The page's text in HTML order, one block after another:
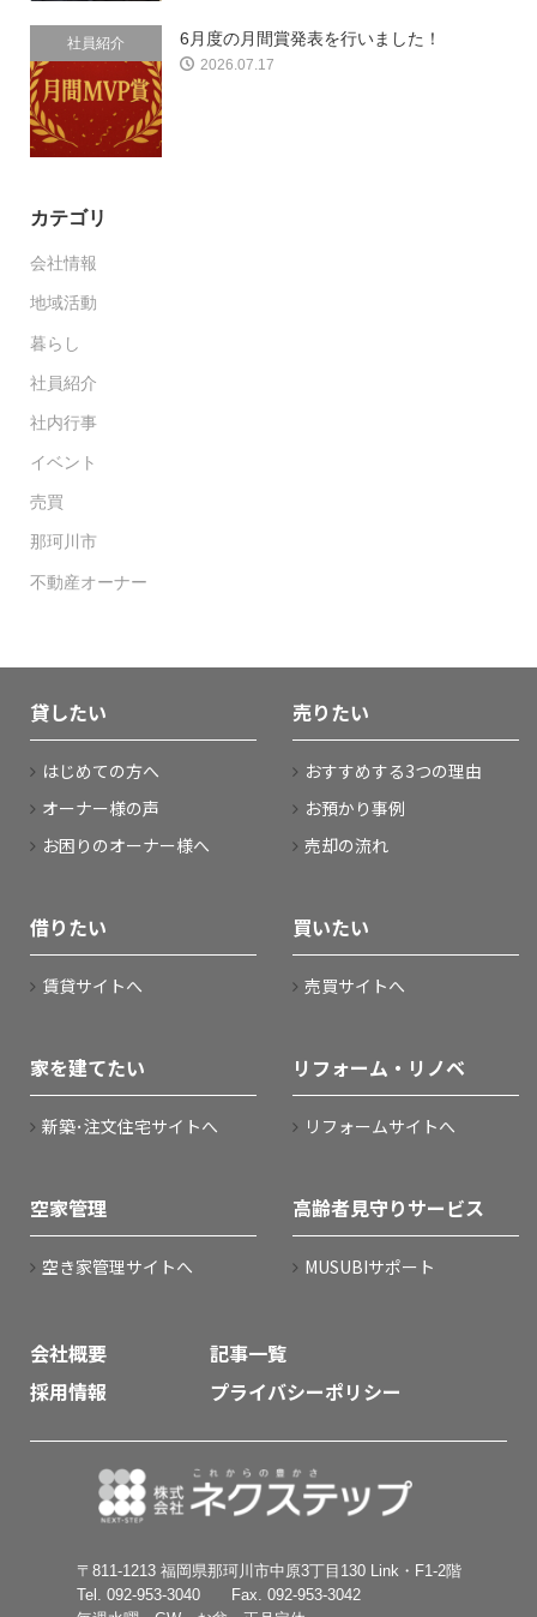
社員紹介 6月度の月間賞発表を行いました！
2026.07.17
カテゴリ
会社情報
地域活動
暮らし
社員紹介
社内行事
イベント
売買
那珂川市
不動産オーナー
貸したい
はじめての方へ
オーナー様の声
お困りのオーナー様へ
売りたい
おすすめする3つの理由
お預かり事例
売却の流れ
借りたい
賃貸サイトへ
買いたい
売買サイトへ
家を建てたい
新築･注文住宅サイトへ
リフォーム・リノベ
リフォームサイトへ
空家管理
空き家管理サイトへ
高齢者見守りサービス
MUSUBIサポート
会社概要
記事一覧
採用情報
プライバシーポリシー
〒811-1213 福岡県那珂川市中原3丁目130 Link・F1-2階
Tel. 092-953-3040 Fax. 092-953-3042